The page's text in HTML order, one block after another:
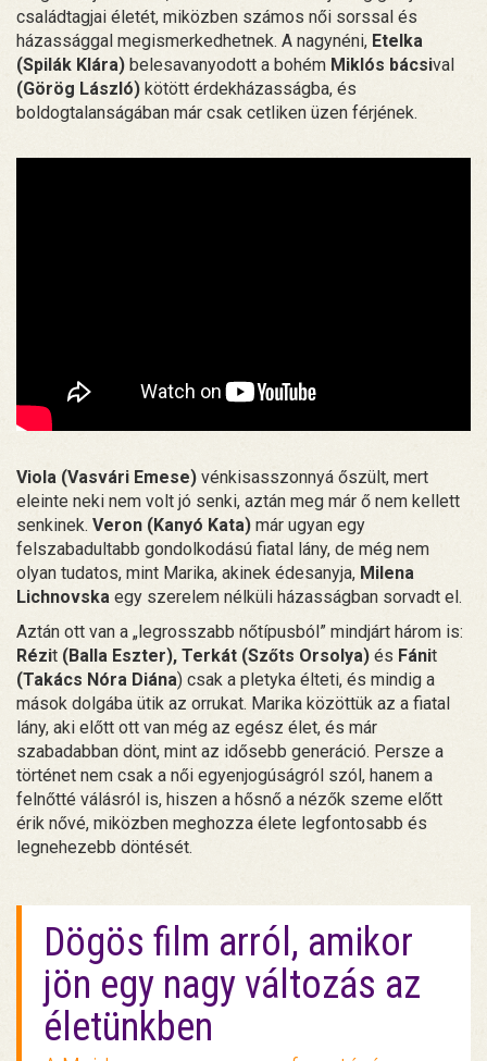
családtagjai életét, miközben számos női sorssal és
házassággal megismerkedhetnek. A nagynéni, Etelka
(Spilák Klára) belesavanyodott a bohém Miklós bácsival
(Görög László) kötött érdekházasságba, és
boldogtalanságában már csak cetliken üzen férjének.
Viola (Vasvári Emese) vénkisasszonnyá őszült, mert
eleinte neki nem volt jó senki, aztán meg már ő nem kellett
senkinek. Veron (Kanyó Kata) már ugyan egy
felszabadultabb gondolkodású fiatal lány, de még nem
olyan tudatos, mint Marika, akinek édesanyja, Milena
Lichnovska egy szerelem nélküli házasságban sorvadt el.
Aztán ott van a „legrosszabb nőtípusból” mindjárt három is:
Rézit (Balla Eszter), Terkát (Szőts Orsolya) és Fánit
(Takács Nóra Diána) csak a pletyka élteti, és mindig a
mások dolgába ütik az orrukat. Marika közöttük az a fiatal
lány, aki előtt ott van még az egész élet, és már
szabadabban dönt, mint az idősebb generáció. Persze a
történet nem csak a női egyenjogúságról szól, hanem a
felnőtté válásról is, hiszen a hősnő a nézők szeme előtt
érik nővé, miközben meghozza élete legfontosabb és
legnehezebb döntését.
Dögös film arról, amikor
jön egy nagy változás az
életünkben